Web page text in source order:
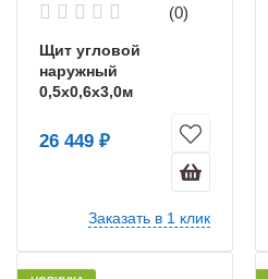
(0)
Щит угловой
наружный
0,5х0,6х3,0м
26 449 ₽
Заказать в 1 клик